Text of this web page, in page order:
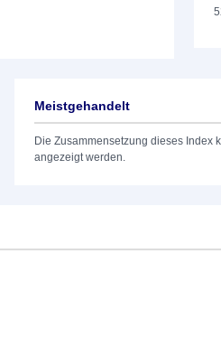
Meistgehandelt
Die Zusammensetzung dieses Index
angezeigt werden.